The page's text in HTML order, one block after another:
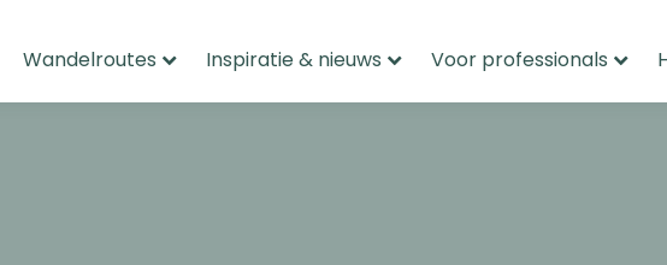
Wandelroutes Inspiratie & nieuws Voor professionals